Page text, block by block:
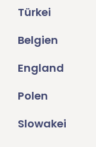
Türkei
Belgien
England
Polen
Slowakei